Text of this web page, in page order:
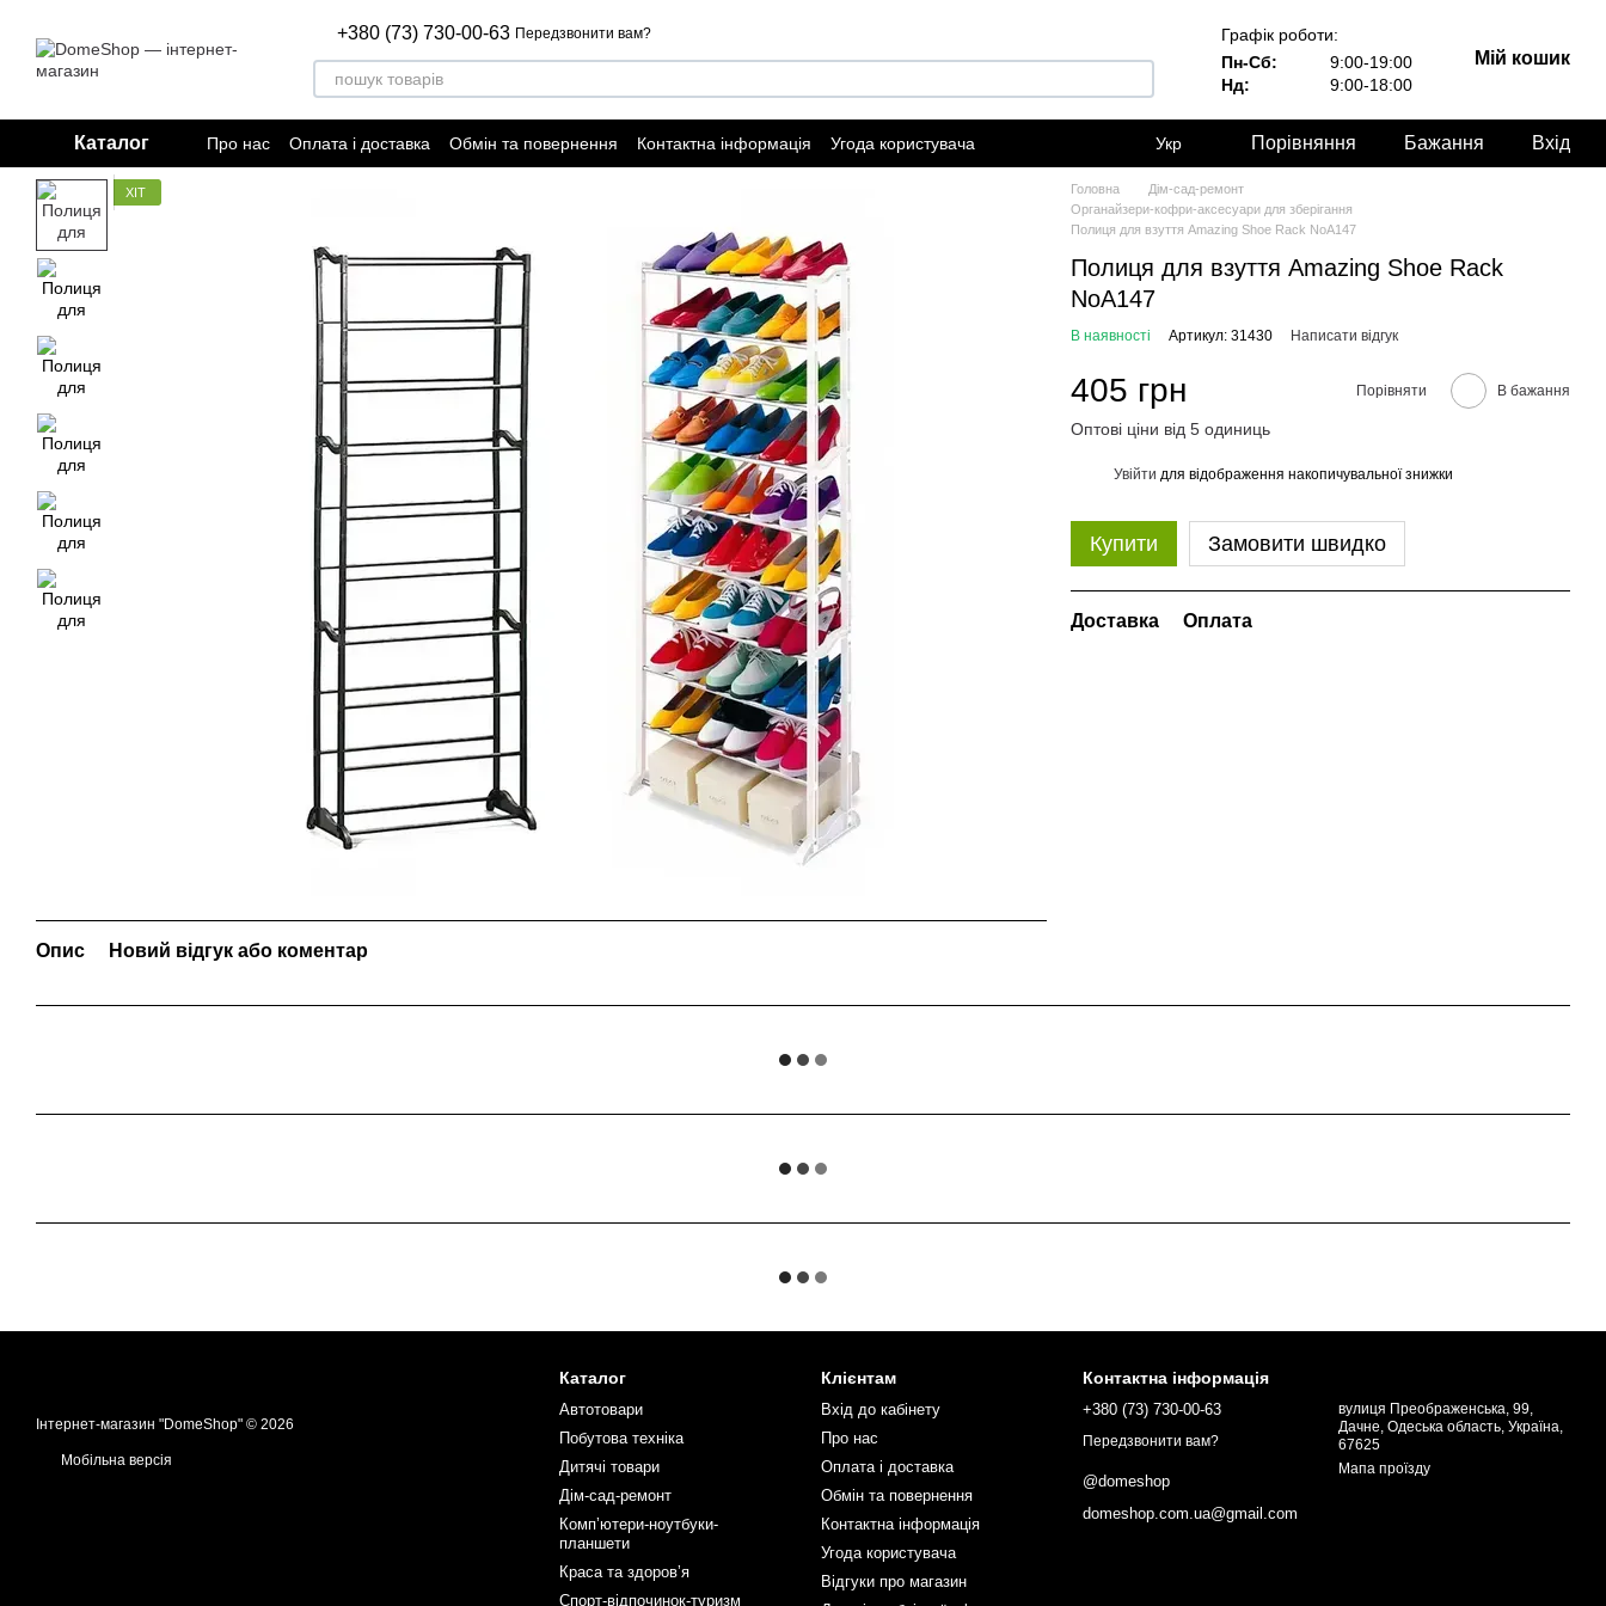
+380 (73) 730-00-63 Передзвонити вам?
Графік роботи:
Пн-Сб:
9:00-19:00
Нд:
9:00-18:00
Мій кошик
Каталог Про нас Оплата і доставка Обмін та повернення Контактна інформація
Угода користувача
Відгуки про магазин
Договір публічної оферти
Укр Порівняння Бажання Вхід
ХІТ
Опис Новий відгук або коментар
Головна
Дім-сад-ремонт
Органайзери-кофри-аксесуари для зберігання
Полиця для взуття Amazing Shoe Rack NoA147
Полиця для взуття Amazing Shoe Rack
NoA147
В наявності Артикул: 31430 Написати відгук
405 грн Порівняти В бажання
Оптові ціни від 5 одиниць
Увійти для відображення накопичувальної знижки
Купити Замовити швидко
Доставка Оплата
Інтернет-магазин "DomeShop" © 2026
Мобільна версія
Каталог
Автотовари
Побутова техніка
Дитячі товари
Дім-сад-ремонт
Компʼютери-ноутбуки-
планшети
Краса та здоровʼя
Спорт-відпочинок-туризм
Клієнтам
Вхід до кабінету
Про нас
Оплата і доставка
Обмін та повернення
Контактна інформація
Угода користувача
Відгуки про магазин
Контактна інформація
+380 (73) 730-00-63
Передзвонити вам?
@domeshop
domeshop.com.ua@gmail.com
вулиця Преображенська, 99,
Дачне, Одеська область, Україна,
67625
Мапа проїзду